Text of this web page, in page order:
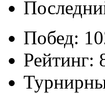
Побед:
Рейтинг: